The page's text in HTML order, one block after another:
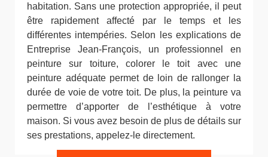
habitation. Sans une protection appropriée, il peut
être rapidement affecté par le temps et les
différentes intempéries. Selon les explications de
Entreprise Jean-François, un professionnel en
peinture sur toiture, colorer le toit avec une
peinture adéquate permet de loin de rallonger la
durée de voie de votre toit. De plus, la peinture va
permettre d’apporter de l’esthétique à votre
maison. Si vous avez besoin de plus de détails sur
ses prestations, appelez-le directement.